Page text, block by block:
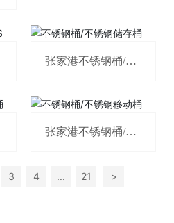
张家港不锈钢桶/不
张家港不锈钢桶/不
3 4 ... 21 >